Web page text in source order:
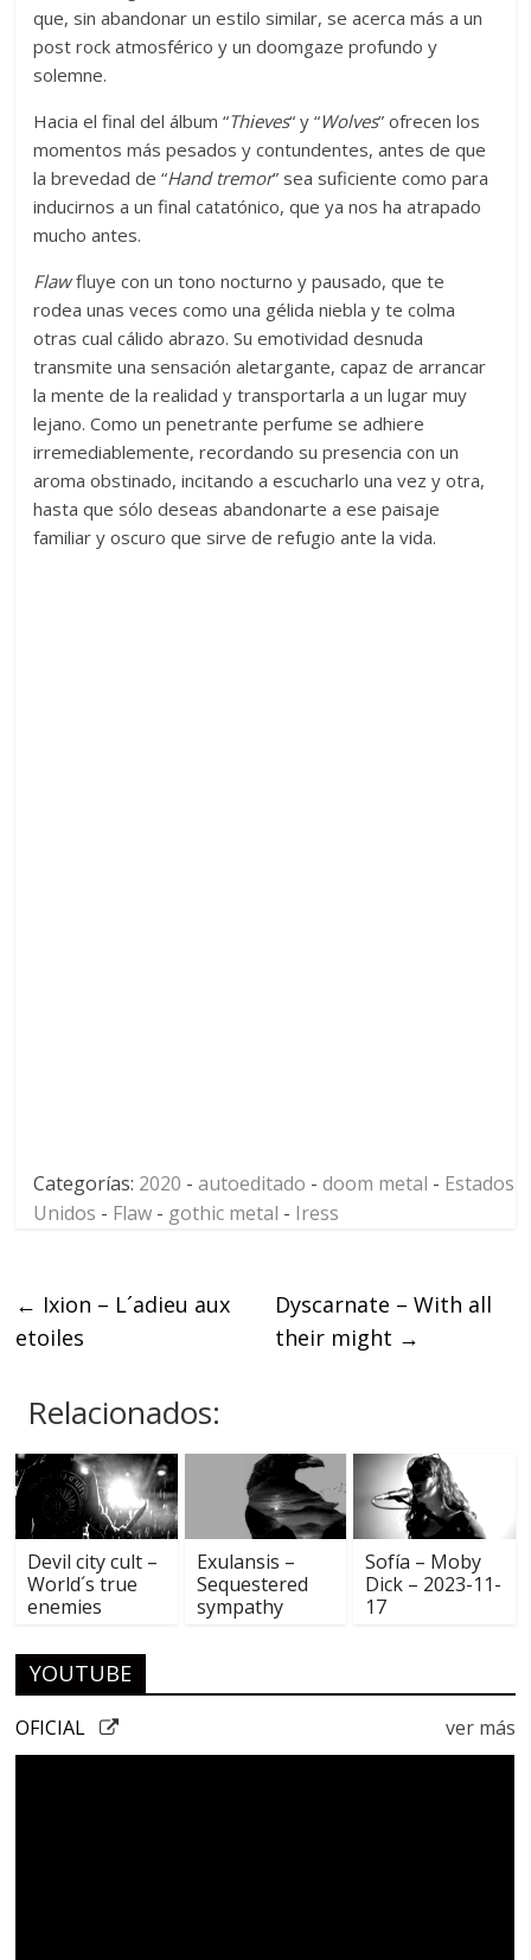
que, sin abandonar un estilo similar, se acerca más a un
post rock atmosférico y un doomgaze profundo y
solemne.
Hacia el final del álbum “Thieves“ y “Wolves” ofrecen los
momentos más pesados y contundentes, antes de que
la brevedad de “Hand tremor” sea suficiente como para
inducirnos a un final catatónico, que ya nos ha atrapado
mucho antes.
Flawfluye con un tono nocturno y pausado, que te
rodea unas veces como una gélida niebla y te colma
otras cual cálido abrazo. Su emotividad desnuda
transmite una sensación aletargante, capaz de arrancar
la mente de la realidad y transportarla a un lugar muy
lejano. Como un penetrante perfume se adhiere
irremediablemente, recordando su presencia con un
aroma obstinado, incitando a escucharlo una vez y otra,
hasta que sólo deseas abandonarte a ese paisaje
familiar y oscuro que sirve de refugio ante la vida.
Categorías: 2020 -autoeditado -doom metal - Estados
Unidos - Flaw - gothic metal - Iress
← Ixion – L´adieu aux
etoiles
Dyscarnate – With all
their might →
Relacionados:
Devil city cult –
World´s true
enemies
Exulansis –
Sequestered
sympathy
Sofía – Moby
Dick – 2023-11-
17
YOUTUBE
ver más
OFICIAL